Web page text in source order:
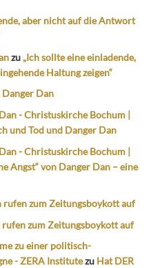
aber nicht auf die Antwort
zu „Ich sollte eine einladende,
Haltung zeigen“
Dan
- Christuskirche Bochum |
und Tod und Danger Dan
- Christuskirche Bochum |
Angst“ von Danger Dan – eine
rufen zum Zeitungsboykott auf
rufen zum Zeitungsboykott auf
zu einer politisch-
- ZERA Institutezu Hat DER